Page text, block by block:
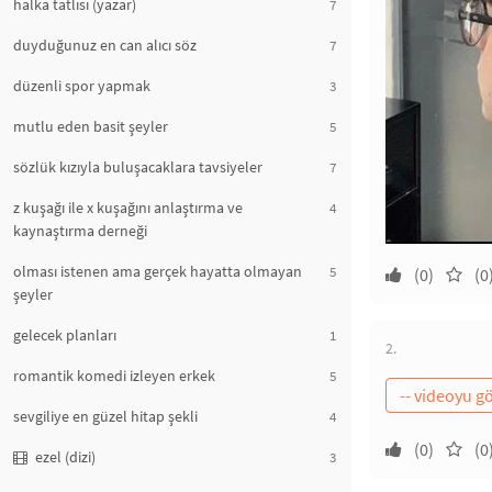
halka tatlısı (yazar) 7
duyduğunuz en can alıcı söz 7
düzenli spor yapmak 3
mutlu eden basit şeyler 5
sözlük kızıyla buluşacaklara tavsiyeler 7
z kuşağı ile x kuşağını anlaştırma ve
kaynaştırma derneği
4
olması istenen ama gerçek hayatta olmayan
şeyler
5
gelecek planları 1
romantik komedi izleyen erkek 5
sevgiliye en güzel hitap şekli 4
ezel (dizi) 3
(0)
2.
(0)